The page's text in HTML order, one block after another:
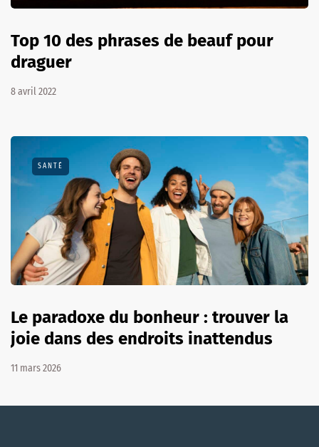
Top 10 des phrases de beauf pour
draguer
8 avril 2022
SANTÉ
Le paradoxe du bonheur : trouver la
joie dans des endroits inattendus
11 mars 2026